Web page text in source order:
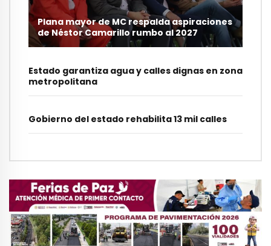
Plana mayor de MC respalda aspiraciones
de Néstor Camarillo rumbo al 2027
Estado garantiza agua y calles dignas en zona
metropolitana
Gobierno del estado rehabilita 13 mil calles